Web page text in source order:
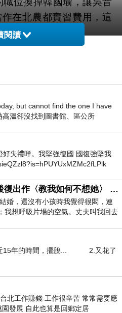
在北農都實習費用，這
命傷！
國瑜效應，一旦持續發
一個外溢效應！
市長，我覺得是非常辛
高雄，就連台南、屏東
講反而是一場硬仗！
到葡萄就說葡萄酸的心
她的民調是自產自銷這
來打臉他，蘇巧慧拿自
贏過四川伯，甚至還自
的自產自銷？
來澄清，四川伯他一位
從來沒有去批評過蘇巧
天一直批判四川伯，多半
講，莊瑞雄整天再補一
螂弊案是有四川伯可以
法，以為新北市鄉親會
閱讀
but cannot find the one I have
溫卻沒找到圖書館、區公所
失禮咩。我堅強復國 國復強堅我
AI葛蘭婚後復出作〈教我如何不想她〉 #戀上老電影 #葛蘭 #粟子
結婚，還沒有小孩時我覺得很悶，連
我想呼吸片場的空氣。丈夫叫我回去
〈教我如何不想她〉（1963
近15年的時間，擺脫... 2.又花了
北工作賺錢 工作很辛苦 常常需要應
發展 自此也算是回鄉定居